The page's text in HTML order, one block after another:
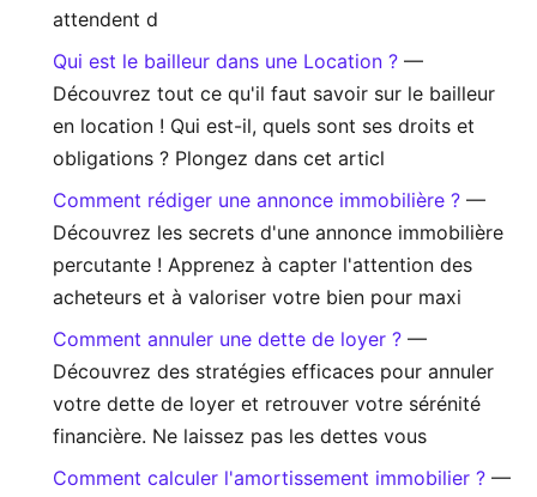
attendent d
Qui est le bailleur dans une Location ? —
Découvrez tout ce qu'il faut savoir sur le bailleur
en location ! Qui est-il, quels sont ses droits et
obligations ? Plongez dans cet articl
Comment rédiger une annonce immobilière ? —
Découvrez les secrets d'une annonce immobilière
percutante ! Apprenez à capter l'attention des
acheteurs et à valoriser votre bien pour maxi
Comment annuler une dette de loyer ? —
Découvrez des stratégies efficaces pour annuler
votre dette de loyer et retrouver votre sérénité
financière. Ne laissez pas les dettes vous
Comment calculer l'amortissement immobilier ? —